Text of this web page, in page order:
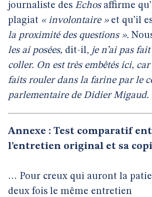
journaliste des Echosaffirme
plagiat « involontaire » et qu’il
la proximité des questions ».
les ai posées, dit-il, je n’ai pas
coller. On est très embêtés ici, car
faits rouler dans la farine par le
parlementaire de Didier Migaud.
Annexe : Test comparatif
l’entretien original et sa
… Pour creux qui auront la
deux fois le même entretien